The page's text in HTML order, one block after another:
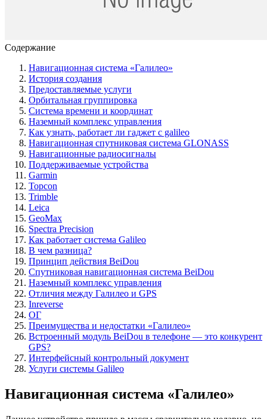
Содержание
Навигационная система «Галилео»
История создания
Предоставляемые услуги
Орбитальная группировка
Система времени и координат
Наземный комплекс управления
Как узнать, работает ли гаджет с galileo
Навигационная спутниковая система GLONASS
Навигационные радиосигналы
Поддерживаемые устройства
Garmin
Topcon
Trimble
Leica
GeoMax
Spectra Precision
Как работает система Galileo
В чем разница?
Принцип действия BeiDou
Спутниковая навигационная система BeiDou
Наземный комплекс управления
Отличия между Галилео и GPS
Inreverse
ОГ
Преимущества и недостатки «Галилео»
Встроенный модуль BeiDou в телефоне — это конкурент
GPS?
Интерфейсный контрольный документ
Услуги системы Galileo
Навигационная система «Галилео»